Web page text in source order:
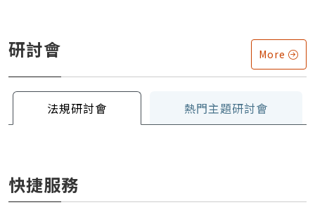
研討會 More
法規研討會 熱門主題研討會
快捷服務